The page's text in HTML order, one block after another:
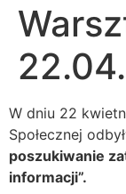
W dniu 22
Społecznej
poszukiwanie
informacji”.